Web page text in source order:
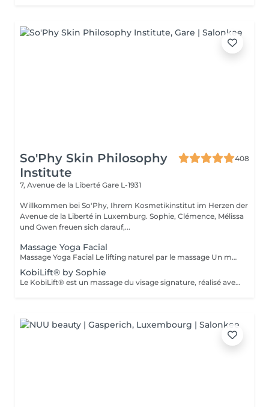
So'Phy Skin Philosophy
Institute
408
7, Avenue de la Liberté Gare L-1931
Willkommen bei So'Phy, Ihrem Kosmetikinstitut im Herzen der
Avenue de la Liberté in Luxemburg. Sophie, Clémence, Mélissa
und Gwen freuen sich darauf,...
Massage Yoga Facial
Massage Yoga Facial Le lifting naturel par le massage Un massage du visage dynamique et profond qui stimule les muscles et relance les circulations pour redessiner les contours du visage. Grâce à des manuvres expertes et à l'utilisation d'outils spécifiques comme le Gua Sha et les Mushrooms, ce soin agit à la fois sur la tonicité de la peau et la détente des tensions faciales. Il permet de lisser les traits, d'illuminer le teint et de révéler un visage plus reposé et naturellement sculpté. Un soin idéal pour celles et ceux qui recherchent un effet visible, tout en profitant d'un moment de relâchement profond. Comme chaque soin chez So'Phy, le massage est adapté en fonction des besoins de votre peau et des tensions observées.
KobiLift® by Sophie
Le KobiLift® est un massage du visage signature, réalisé avec une gestuelle précise et rythmée visant à stimuler les muscles, relancer les circulations et libérer les tensions. Il agit en profondeur pour redessiner les contours du visage, lisser les traits et raviver l'éclat de la peau, tout en procurant un effet liftant naturel. Le KobiLift est proposé seul, pour un effet immédiat, ou intégré dans un soin du visage complet afin d'en renforcer les résultats et d'améliorer la qualité de la peau. À la fois tonique et relaxant, ce soin offre un véritable moment de lâcher-prise tout en apportant des résultats visibles. Idéal pour celles et ceux qui recherchent un visage plus lisse, plus lumineux et naturellement raffermi.